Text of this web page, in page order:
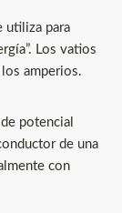
utiliza para
Los vatios
amperios.
potencial
de una
con